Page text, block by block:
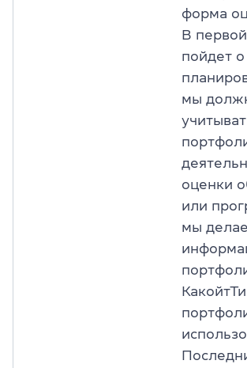
форма
В
пойдет
мы
оценки
или
мы